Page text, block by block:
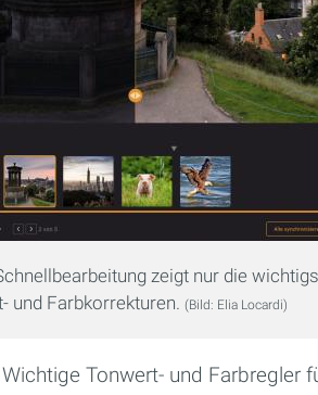
zeigt nur die
und Farbkorrekturen. (Bild: Elia Locardi)
Tonwert- und Farbregler